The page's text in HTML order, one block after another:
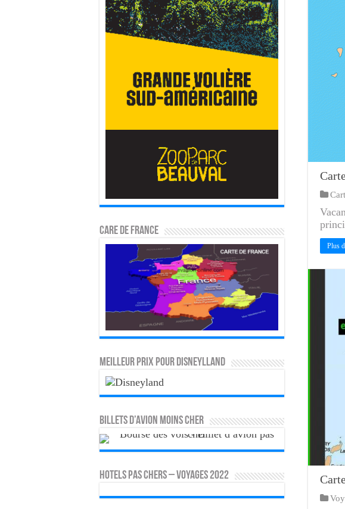
Plus
CARE DE FRANCE
MEILLEUR PRIX POUR DISNEYLLAND
Billets d’avion moins cher
HOTELS PAS CHERS – VOYAGES 2022